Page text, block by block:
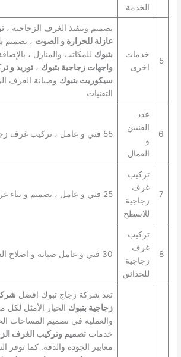
الخدمة
5
خدمات
اخرى
تصميم وتنفيذ الغرف الزجاجية ،
عازلة للحرارة و الصوت ، تصميم
بتبوك للمكاتب والمنازل ،
واجهات زجاجية بتبوك ، توريد و
سيكوريت بتبوك وصيانة الغرف
التقنيات
6
عدد
الفنيين
و
العمال
55 فني و عامل ، تركيب غرف زجاجية بتبوك
7
تركيب
غرف
زجاجية
للاسطح
25 فني و عامل ، تصميم و بناء غرف زجاجية
8
تركيب
غرف
زجاجية
للحدائق
30 فني و عامل صيانة و اصلاح الغرف الزجاجية
تعد شركة زجاج تبوك افضل
زجاجية بتبوك الخيار الأمثل لكل
والعملية في تصميم المساحات
خدمات تصميم وتركيب الغرف
معايير الجودة والدقة. كما توفر